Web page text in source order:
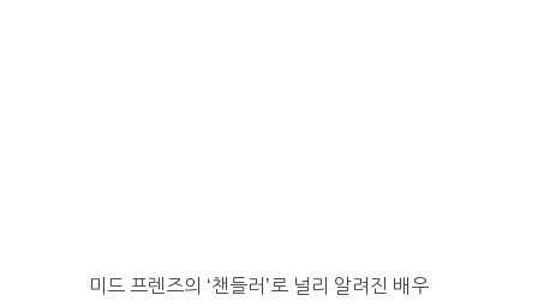
미드 프렌즈의 ‘챈들러’로 널리 알려진 배우